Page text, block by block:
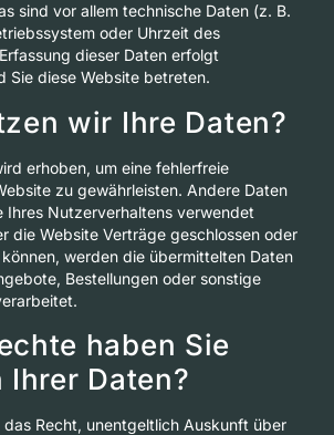
sind vor allem technische Daten (z. B.
oder Uhrzeit des
dieser Daten erfolgt
Sie diese Website betreten.
wir Ihre Daten?
erhoben, um eine fehlerfreie
zu gewährleisten. Andere Daten
Ihres Nutzerverhaltens verwendet
die Website Verträge geschlossen oder
werden die übermittelten Daten
Bestellungen oder sonstige
haben Sie
Daten?
das Recht, unentgeltlich Auskunft über